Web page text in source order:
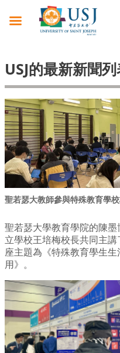
USJ的最新新聞
聖若瑟大教師參與特殊教育學
聖若瑟大學教育學院的陳
立學校王培梅校長共同主
座主題為《特殊教育學生
用》。